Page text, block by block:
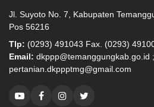
Jl. Suyoto No. 7, Kabupaten
Pos 56216
Tlp: (0293) 491043 Fax. (0293)
Email: dkppp@temanggungkab.go.id ;
pertanian.dkppptmg@gmail.com